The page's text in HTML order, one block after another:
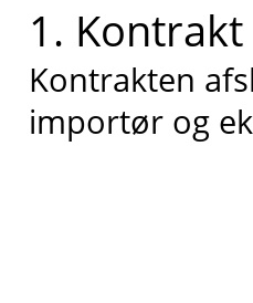
1. Kontrakt
Kontrakten
importør og